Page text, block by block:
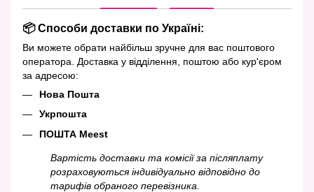
📦 Способи доставки по Україні:
Ви можете обрати найбільш зручне для вас поштового
оператора. Доставка у відділення, поштою або кур'єром
за адресою:
Нова Пошта
Укрпошта
ПОШТА Meest
Вартість доставки та комісії за післяплату
розраховуються індивідуально відповідно до
тарифів обраного перевізника.